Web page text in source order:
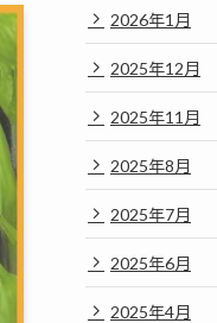
2026年1月
2025年12月
2025年11月
2025年8月
2025年7月
2025年6月
2025年4月